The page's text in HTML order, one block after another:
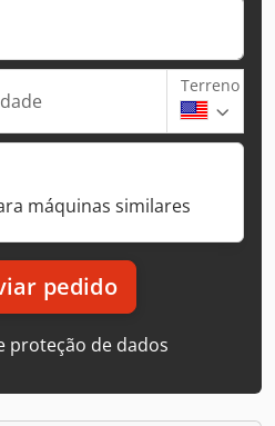
Terreno
máquinas similares
pedido
proteção de dados